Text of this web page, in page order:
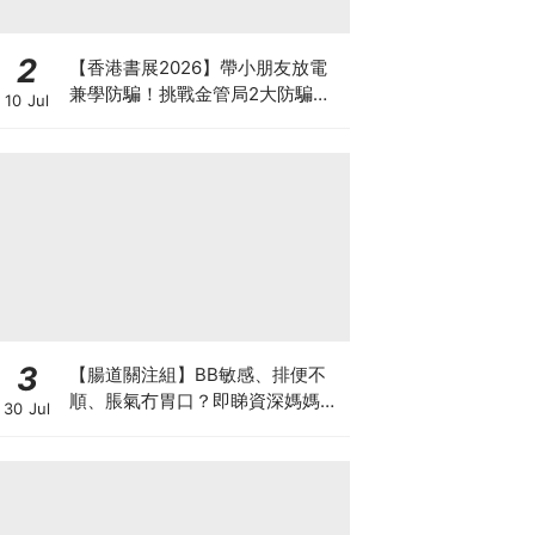
2
10 Jul
【香港書展2026】帶小朋友放電
兼學防騙！挑戰金管局2大防騙遊
3
30 Jul
【腸道關注組】BB敏感、排便不
順、脹氣冇胃口？即睇資深媽媽分